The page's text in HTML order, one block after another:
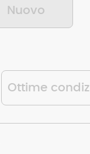
Nuovo
Ottime